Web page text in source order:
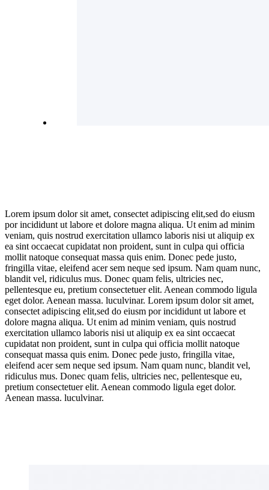
Lorem ipsum dolor sit amet, consectet adipiscing elit,sed do eiusm
por incididunt ut labore et dolore magna aliqua. Ut enim ad minim
veniam, quis nostrud exercitation ullamco laboris nisi ut aliquip ex
ea sint occaecat cupidatat non proident, sunt in culpa qui officia
mollit natoque consequat massa quis enim. Donec pede justo,
fringilla vitae, eleifend acer sem neque sed ipsum. Nam quam nunc,
blandit vel, ridiculus mus. Donec quam felis, ultricies nec,
pellentesque eu, pretium consectetuer elit. Aenean commodo ligula
eget dolor. Aenean massa. luculvinar. Lorem ipsum dolor sit amet,
consectet adipiscing elit,sed do eiusm por incididunt ut labore et
dolore magna aliqua. Ut enim ad minim veniam, quis nostrud
exercitation ullamco laboris nisi ut aliquip ex ea sint occaecat
cupidatat non proident, sunt in culpa qui officia mollit natoque
consequat massa quis enim. Donec pede justo, fringilla vitae,
eleifend acer sem neque sed ipsum. Nam quam nunc, blandit vel,
ridiculus mus. Donec quam felis, ultricies nec, pellentesque eu,
pretium consectetuer elit. Aenean commodo ligula eget dolor.
Aenean massa. luculvinar.